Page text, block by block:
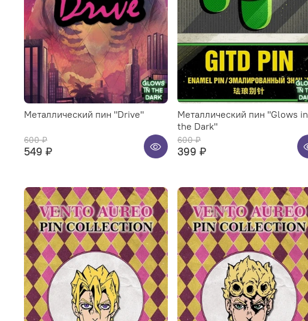
Металлический пин "Drive"
600 ₽
549 ₽
Металлический пин "Glows in
the Dark"
600 ₽
399 ₽